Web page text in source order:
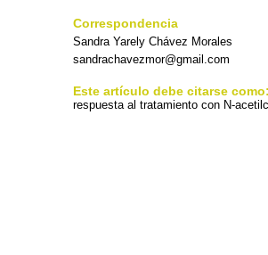
Correspondencia
Sandra Yarely Chávez Morales
sandrachavezmor@gmail.com
Este artículo debe citarse como:
respuesta al tratamiento con N-